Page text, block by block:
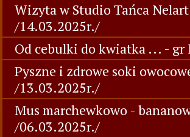
Wizyta w Studio Tańca
/14.03.2025r./
Od cebulki do kwiatka ... -
Pyszne i zdrowe soki
/13.03.2025r./
Mus marchewkowo -
/06.03.2025r./